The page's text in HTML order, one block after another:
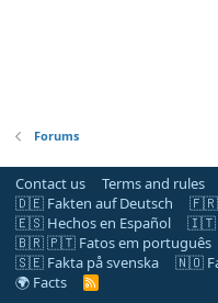
Forums
Contact us Terms and rules
🇩🇪 Fakten auf Deutsch
🇫🇷
🇪🇸 Hechos en Español
🇮🇹
🇧🇷 🇵🇹 Fatos em português
🇸🇪 Fakta på svenska
🇳🇴
🌍 Facts
R